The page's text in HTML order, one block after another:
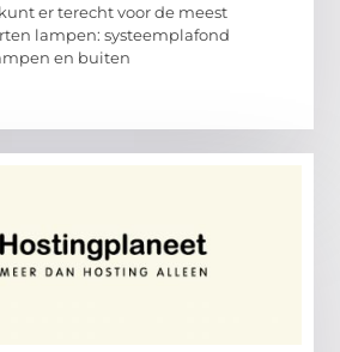
er terecht voor de meest
lampen: systeemplafond
en buiten